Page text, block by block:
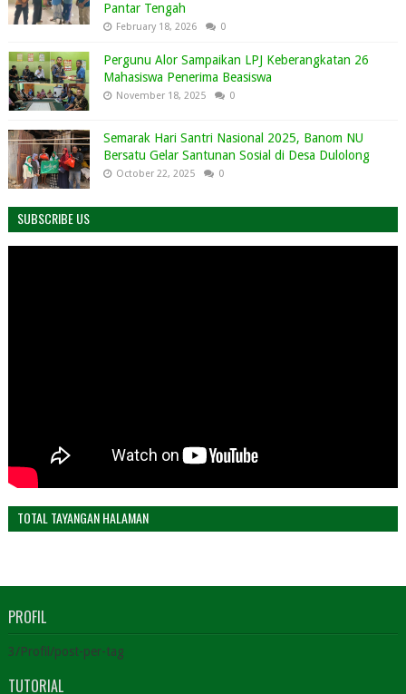
Pantar Tengah
February 18, 2026 0
Pergunu Alor Sampaikan LPJ Keberangkatan 26
Mahasiswa Penerima Beasiswa
November 18, 2025 0
Semarak Hari Santri Nasional 2025, Banom NU
Bersatu Gelar Santunan Sosial di Desa Dulolong
October 22, 2025 0
SUBSCRIBE US
TOTAL TAYANGAN HALAMAN
PROFIL
3/Profil/post-per-tag
TUTORIAL